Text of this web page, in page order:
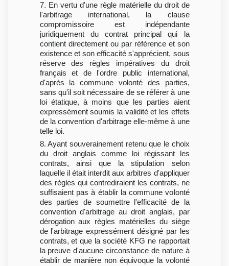
7. En vertu d'une règle matérielle du droit de
l'arbitrage international, la clause
compromissoire est indépendante
juridiquement du contrat principal qui la
contient directement ou par référence et son
existence et son efficacité s'apprécient, sous
réserve des règles impératives du droit
français et de l'ordre public international,
d'après la commune volonté des parties,
sans qu'il soit nécessaire de se référer à une
loi étatique, à moins que les parties aient
expressément soumis la validité et les effets
de la convention d'arbitrage elle-même à une
telle loi.
8. Ayant souverainement retenu que le choix
du droit anglais comme loi régissant les
contrats, ainsi que la stipulation selon
laquelle il était interdit aux arbitres d'appliquer
des règles qui contrediraient les contrats, ne
suffisaient pas à établir la commune volonté
des parties de soumettre l'efficacité de la
convention d'arbitrage au droit anglais, par
dérogation aux règles matérielles du siège
de l'arbitrage expressément désigné par les
contrats, et que la société KFG ne rapportait
la preuve d'aucune circonstance de nature à
établir de manière non équivoque la volonté